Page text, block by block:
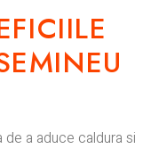
a aduce caldura si